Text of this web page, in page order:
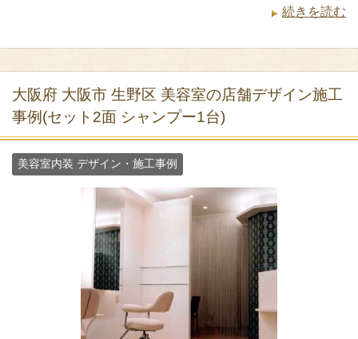
続きを読む
大阪府 大阪市 生野区 美容室の店舗デザイン施工
事例(セット2面 シャンプー1台)
美容室内装 デザイン・施工事例